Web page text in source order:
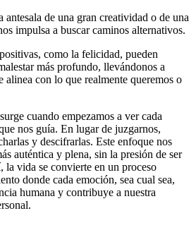
antesala de una gran creatividad o de una
impulsa a buscar caminos alternativos.
como la felicidad, pueden
más profundo, llevándonos a
alinea con lo que realmente queremos o
cuando empezamos a ver cada
nos guía. En lugar de juzgarnos,
y descifrarlas. Este enfoque nos
auténtica y plena, sin la presión de ser
la vida se convierte en un proceso
donde cada emoción, sea cual sea,
humana y contribuye a nuestra